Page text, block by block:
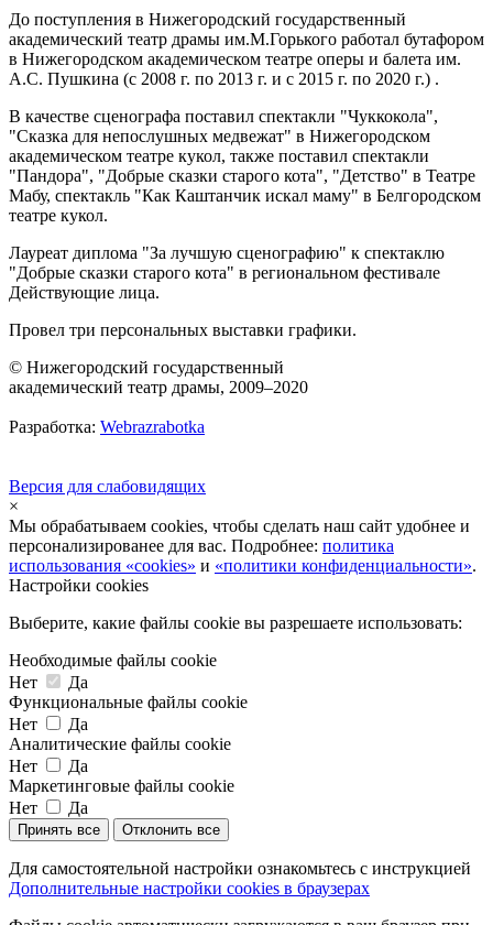
До поступления в Нижегородский государственный
академический театр драмы им.М.Горького работал бутафором
в Нижегородском академическом театре оперы и балета им.
А.С. Пушкина (с 2008 г. по 2013 г. и с 2015 г. по 2020 г.) .
В качестве сценографа поставил спектакли "Чуккокола",
"Сказка для непослушных медвежат" в Нижегородском
академическом театре кукол, также поставил спектакли
"Пандора", "Добрые сказки старого кота", "Детство" в Театре
Мабу, спектакль "Как Каштанчик искал маму" в Белгородском
театре кукол.
Лауреат диплома "За лучшую сценографию" к спектаклю
"Добрые сказки старого кота" в региональном фестивале
Действующие лица.
Провел три персональных выставки графики.
© Нижегородский государственный
академический театр драмы, 2009–2020
Разработка: Webrazrabotka
Версия для слабовидящих
×
Мы обрабатываем cookies, чтобы сделать наш сайт удобнее и
персонализированее для вас. Подробнее: политика
использования «cookies» и «политики конфиденциальности».
Настройки cookies
Выберите, какие файлы cookie вы разрешаете использовать:
Необходимые файлы cookie
Нет
Да
Функциональные файлы cookie
Нет
Да
Аналитические файлы cookie
Нет
Да
Маркетинговые файлы cookie
Нет
Да
Принять все Отклонить все
Для самостоятельной настройки ознакомьтесь с инструкцией
Дополнительные настройки cookies в браузерах